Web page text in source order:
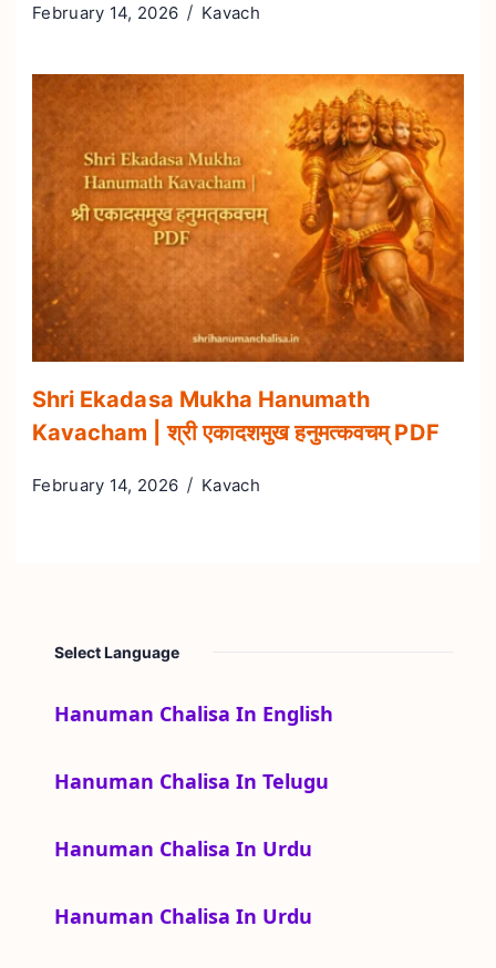
February 14, 2026 Kavach
Shri Ekadasa Mukha Hanumath
Kavacham | श्री एकादशमुख हनुमत्कवचम् PDF
February 14, 2026 Kavach
Select Language
Hanuman Chalisa In English
Hanuman Chalisa In Telugu
Hanuman Chalisa In Urdu
Hanuman Chalisa In Urdu